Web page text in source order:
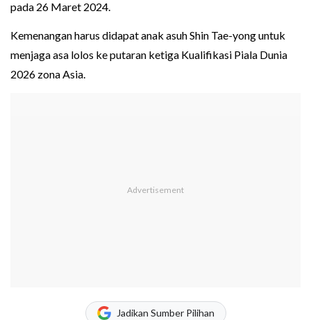
pada 26 Maret 2024.
Kemenangan harus didapat anak asuh Shin Tae-yong untuk
menjaga asa lolos ke putaran ketiga Kualifikasi Piala Dunia
2026 zona Asia.
Jadikan Sumber Pilihan